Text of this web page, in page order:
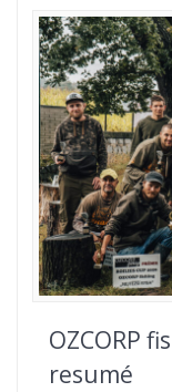
OZCORP
resumé